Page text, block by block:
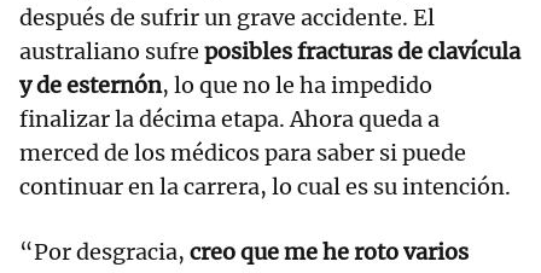
después de sufrir un grave accidente. El
australiano sufre posibles fracturas de clavícula
y de esternón, lo que no le ha impedido
finalizar la décima etapa. Ahora queda a
merced de los médicos para saber si puede
continuar en la carrera, lo cual es su intención.
“Por desgracia, creo que me he roto varios